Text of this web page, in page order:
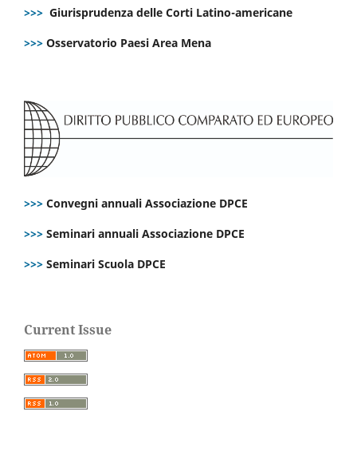
>>> Giurisprudenza delle Corti Latino-americane
>>> Osservatorio Paesi Area Mena
>>> Convegni annuali Associazione DPCE
>>> Seminari annuali Associazione DPCE
>>> Seminari Scuola DPCE
Current Issue